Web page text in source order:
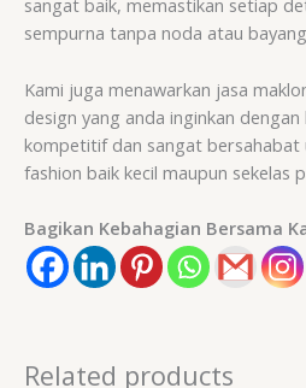
sangat baik, memastikan setiap
sempurna tanpa noda atau
Kami juga menawarkan jasa
design yang anda inginkan
kompetitif dan sangat bersahabat
fashion baik kecil maupun sekelas
Bagikan Kebahagian Bersama
Related products